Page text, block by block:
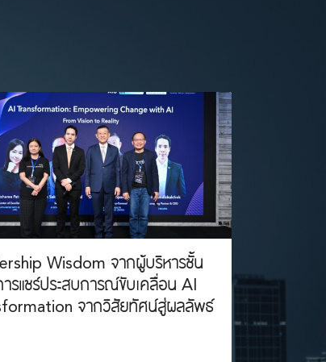
Wisdom จากผู้บริหารชั้น
ารแชร์ประสบการณ์ขับเคลื่อน AI
จากวิสัยทัศน์สู่ผลลัพธ์